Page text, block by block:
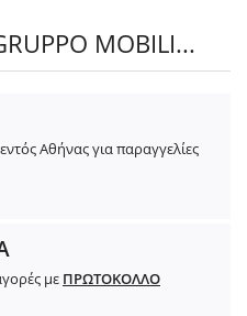
MOBILI...
εντός Αθήνας για παραγγελίες
με ΠΡΩΤΟΚΟΛΛΟ